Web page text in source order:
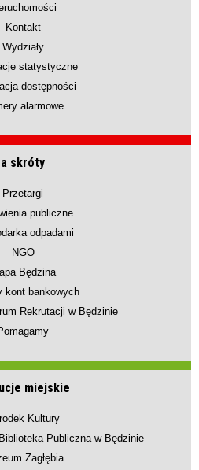
Kontakt
Wydziały
statystyczne
dostępności
alarmowe
skróty
Przetargi
publiczne
odpadami
NGO
Będzina
kont bankowych
Rekrutacji w Będzinie
miejskie
Kultury
Publiczna w Będzinie
Zagłębia